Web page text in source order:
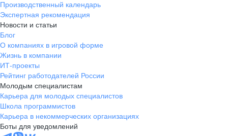
Производственный календарь
Экспертная рекомендация
Новости и статьи
Блог
О компаниях в игровой форме
Жизнь в компании
ИТ-проекты
Рейтинг работодателей России
Молодым специалистам
Карьера для молодых специалистов
Школа программистов
Карьера в некоммерческих организациях
Боты для уведомлений